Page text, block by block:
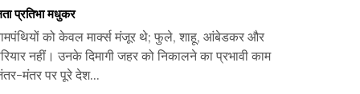
प्रतिभा मधुकर
को केवल मार्क्स मंजूर थे; फुले, शाहू, आंबेडकर और
नहीं। उनके दिमागी जहर को निकालने का प्रभावी काम
मंतर पर पूरे देश...